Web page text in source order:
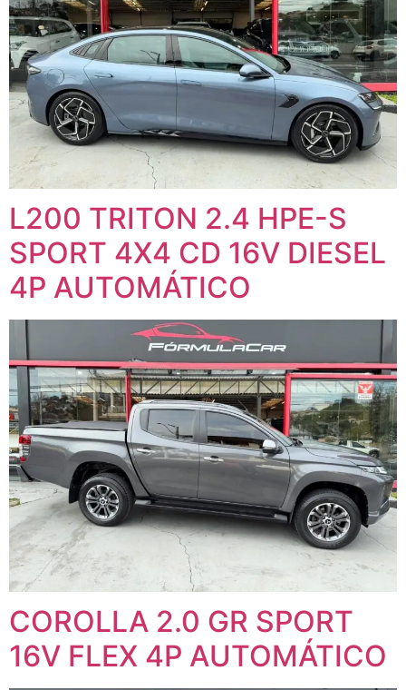
L200 TRITON 2.4 HPE-S
SPORT 4X4 CD 16V DIESEL
4P AUTOMÁTICO
COROLLA 2.0 GR SPORT
16V FLEX 4P AUTOMÁTICO